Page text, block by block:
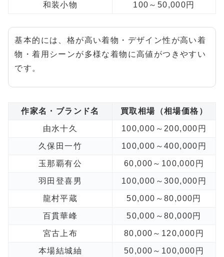
和装小物 100～50,000円
基本的には、格が高い着物・デザイン性が高い着
物・着用シーンが多様な着物に高値がつきやすい
です。
作家名・ブランド名 買取相場（相場価格）
由水十久 100,000～200,000円
久保田一竹 100,000～400,000円
玉那覇有公 60,000～100,000円
羽田登喜男 100,000～300,000円
龍村平蔵 50,000～80,000円
百貫華峰 50,000～80,000円
宮古上布 80,000～120,000円
本場結城紬 50,000～100,000円